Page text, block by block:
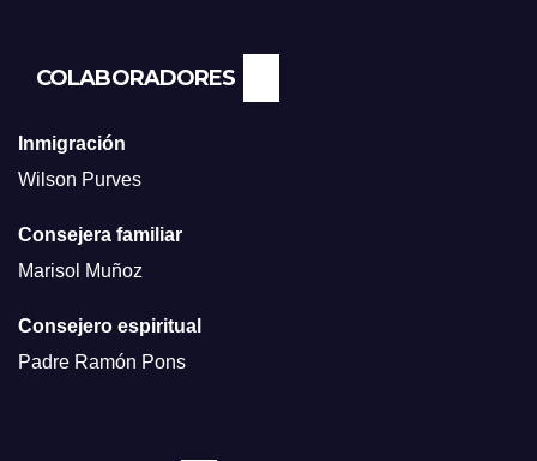
COLABORADORES
Inmigración
Wilson Purves
Consejera familiar
Marisol Muñoz
Consejero espiritual
Padre Ramón Pons